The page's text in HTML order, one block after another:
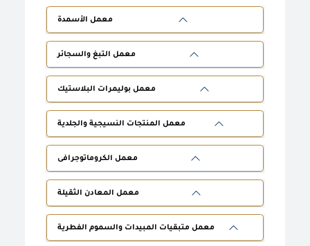
معمل الأسمدة
معمل التبغ والسجائر
معمل بوليمرات البلاستيك
معمل المنتجات النسيجية والجلدية
معمل الكروماتوجرافى
معمل المعادن الثقيلة
معمل متبقيات المبيدات والسموم الفطرية